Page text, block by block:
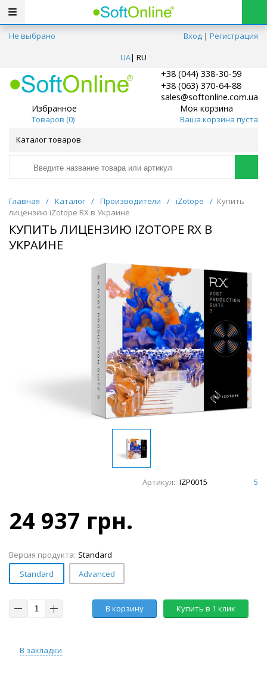
Не выбрано Вход | Регистрация
UA| RU
+38 (044) 338-30-59
+38 (063) 370-64-88
sales@softonline.com.ua
Избранное
Товаров (0)
Моя корзина
Ваша корзина пуста
Каталог товаров
Главная / Каталог / Производители / iZotope / Купить
лицензию iZotope RX в Украине
КУПИТЬ ЛИЦЕНЗИЮ IZOTOPE RX В
УКРАИНЕ
Артикул: IZP0015 5
24 937 грн.
Версия продукта: Standard
Standard
Advanced
В корзину Купить в 1 клик
В закладки